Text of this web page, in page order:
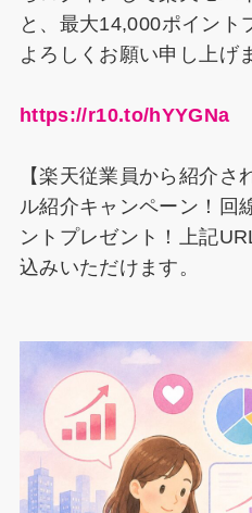
と、最大14,000ポイント
よろしくお願い申し上げ
https://r10.to/hYYGNa
【楽天従業員から紹介さ
ル紹介キャンペーン！回
ントプレゼント！上記
込みいただけます。